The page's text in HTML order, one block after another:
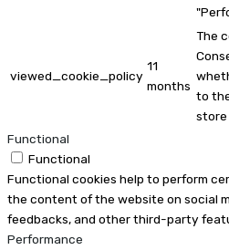
viewed_cookie_policy
11
months
The
to
store
Functional
Functional
Functional cookies help to perform
the content of the website on social
feedbacks, and other third-party
Performance